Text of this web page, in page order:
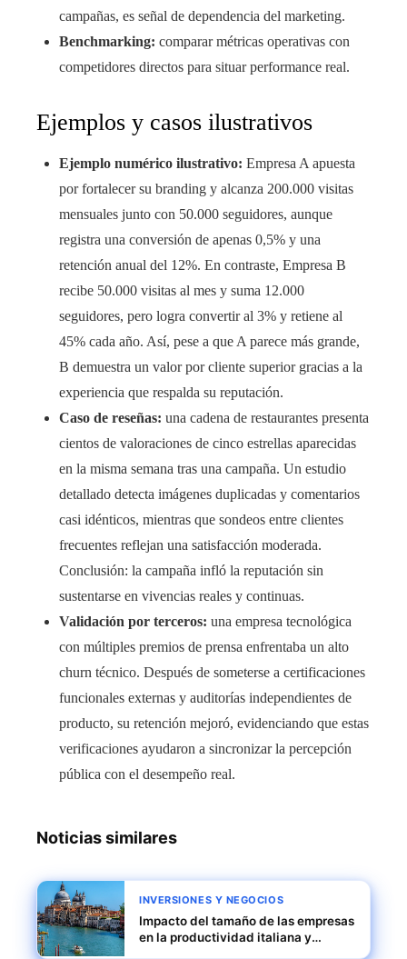
campañas, es señal de dependencia del marketing.
Benchmarking: comparar métricas operativas con
competidores directos para situar performance real.
Ejemplos y casos ilustrativos
Ejemplo numérico ilustrativo: Empresa A apuesta
por fortalecer su branding y alcanza 200.000 visitas
mensuales junto con 50.000 seguidores, aunque
registra una conversión de apenas 0,5% y una
retención anual del 12%. En contraste, Empresa B
recibe 50.000 visitas al mes y suma 12.000
seguidores, pero logra convertir al 3% y retiene al
45% cada año. Así, pese a que A parece más grande,
B demuestra un valor por cliente superior gracias a la
experiencia que respalda su reputación.
Caso de reseñas: una cadena de restaurantes presenta
cientos de valoraciones de cinco estrellas aparecidas
en la misma semana tras una campaña. Un estudio
detallado detecta imágenes duplicadas y comentarios
casi idénticos, mientras que sondeos entre clientes
frecuentes reflejan una satisfacción moderada.
Conclusión: la campaña infló la reputación sin
sustentarse en vivencias reales y continuas.
Validación por terceros: una empresa tecnológica
con múltiples premios de prensa enfrentaba un alto
churn técnico. Después de someterse a certificaciones
funcionales externas y auditorías independientes de
producto, su retención mejoró, evidenciando que estas
verificaciones ayudaron a sincronizar la percepción
pública con el desempeño real.
Noticias similares
INVERSIONES Y NEGOCIOS
Impacto del tamaño de las empresas
en la productividad italiana y